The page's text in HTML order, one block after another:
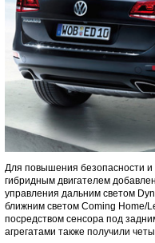
Для повышения безопасности
гибридным двигателем
управления дальним светом
ближним светом Coming Home/
посредством сенсора под
агрегатами также получили